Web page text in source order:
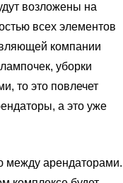
возложены на
всех элементов
компании
уборки
то это повлечет
а это уже
между